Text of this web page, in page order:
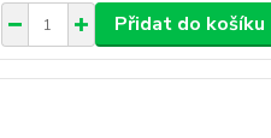
Přidat do košíku